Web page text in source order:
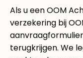
Als u een OOM
verzekering bij
terugkrijgen. We